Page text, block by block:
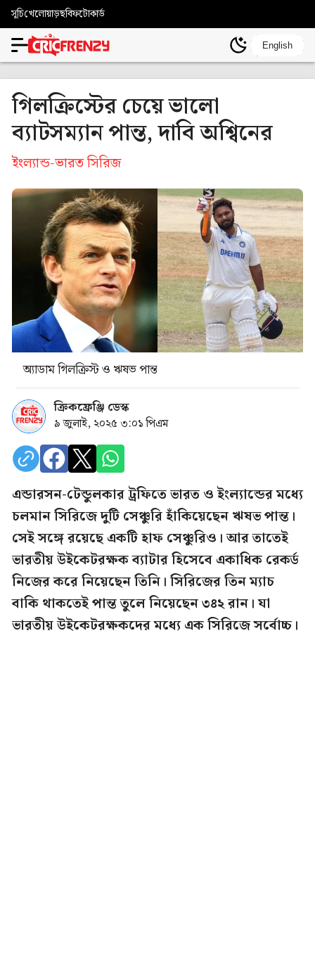
সূচিখেলোয়াড়ছবিফটোকার্ড
English
গিলক্রিস্টের চেয়ে ভালো
ব্যাটসম্যান পান্ত, দাবি অশ্বিনের
ইংল্যান্ড-ভারত সিরিজ
অ্যাডাম গিলক্রিস্ট ও ঋষভ পান্ত
ক্রিকফ্রেঞ্জি ডেস্ক
৯ জুলাই, ২০২৫ ৩:০১ পিএম
এন্ডারসন-টেন্ডুলকার ট্রফিতে ভারত ও ইংল্যান্ডের মধ্যে
চলমান সিরিজে দুটি সেঞ্চুরি হাঁকিয়েছেন ঋষভ পান্ত।
সেই সঙ্গে রয়েছে একটি হাফ সেঞ্চুরিও। আর তাতেই
ভারতীয় উইকেটরক্ষক ব্যাটার হিসেবে একাধিক রেকর্ড
নিজের করে নিয়েছেন তিনি। সিরিজের তিন ম্যাচ
বাকি থাকতেই পান্ত তুলে নিয়েছেন ৩৪২ রান। যা
ভারতীয় উইকেটরক্ষকদের মধ্যে এক সিরিজে সর্বোচ্চ।